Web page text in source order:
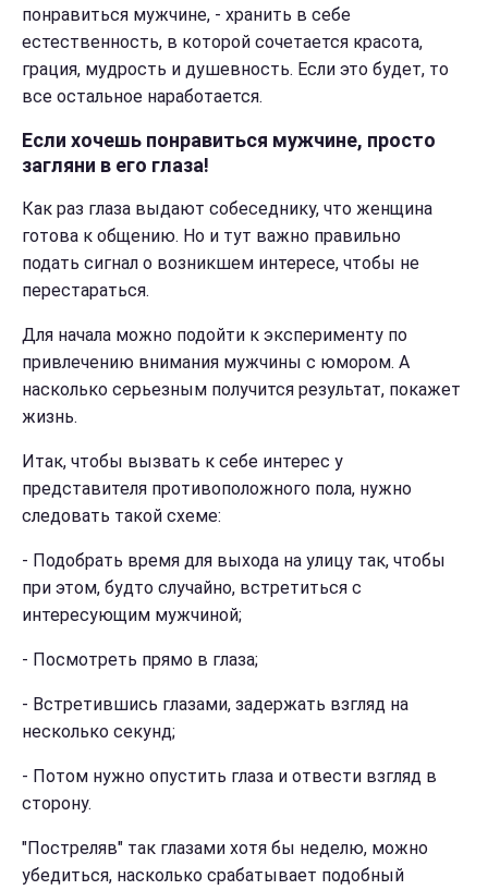
понравиться мужчине, - хранить в себе
естественность, в которой сочетается красота,
грация, мудрость и душевность. Если это будет, то
все остальное наработается.
Если хочешь понравиться мужчине, просто
загляни в его глаза!
Как раз глаза выдают собеседнику, что женщина
готова к общению. Но и тут важно правильно
подать сигнал о возникшем интересе, чтобы не
перестараться.
Для начала можно подойти к эксперименту по
привлечению внимания мужчины с юмором. А
насколько серьезным получится результат, покажет
жизнь.
Итак, чтобы вызвать к себе интерес у
представителя противоположного пола, нужно
следовать такой схеме:
- Подобрать время для выхода на улицу так, чтобы
при этом, будто случайно, встретиться с
интересующим мужчиной;
- Посмотреть прямо в глаза;
- Встретившись глазами, задержать взгляд на
несколько секунд;
- Потом нужно опустить глаза и отвести взгляд в
сторону.
"Постреляв" так глазами хотя бы неделю, можно
убедиться, насколько срабатывает подобный